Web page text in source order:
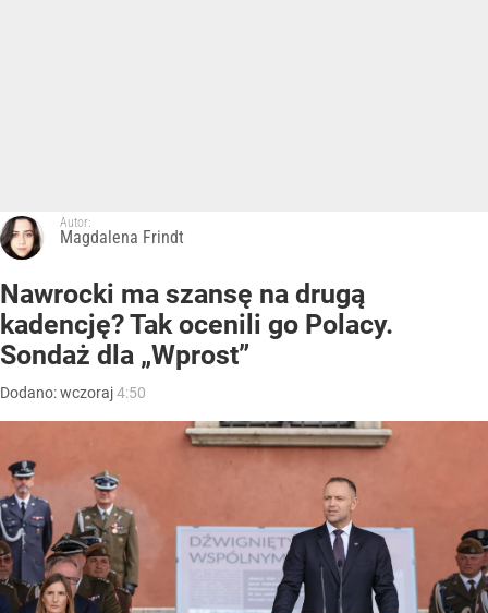
Autor:
Magdalena Frindt
Nawrocki ma szansę na drugą
kadencję? Tak ocenili go Polacy.
Sondaż dla „Wprost”
Dodano:wczoraj4:50